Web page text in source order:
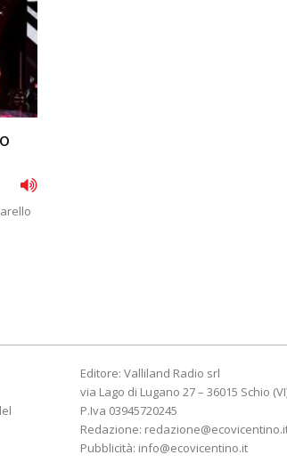
Editore: Valliland Radio srl
via Lago di Lugano 27 – 36015 Schio
P.Iva 03945720245
Redazione:
Pubblicità: info@ecovicentino.it